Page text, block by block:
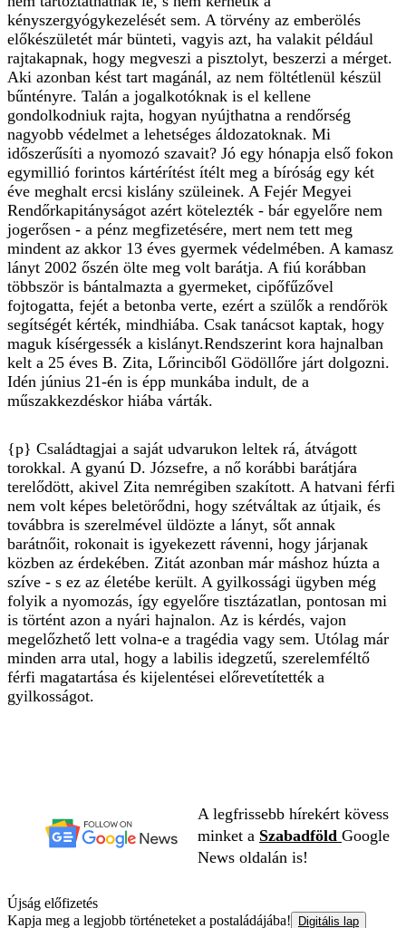
kényszergyógykezelését sem. A törvény az emberölés
előkészületét már bünteti, vagyis azt, ha valakit például
rajtakapnak, hogy megveszi a pisztolyt, beszerzi a mérget.
Aki azonban kést tart magánál, az nem föltétlenül készül
bűntényre. Talán a jogalkotóknak is el kellene
gondolkodniuk rajta, hogyan nyújthatna a rendőrség
nagyobb védelmet a lehetséges áldozatoknak. Mi
időszerűsíti a nyomozó szavait? Jó egy hónapja első fokon
egymillió forintos kártérítést ítélt meg a bíróság egy két
éve meghalt ercsi kislány szüleinek. A Fejér Megyei
Rendőrkapitányságot azért kötelezték - bár egyelőre nem
jogerősen - a pénz megfizetésére, mert nem tett meg
mindent az akkor 13 éves gyermek védelmében. A kamasz
lányt 2002 őszén ölte meg volt barátja. A fiú korábban
többször is bántalmazta a gyermeket, cipőfűzővel
fojtogatta, fejét a betonba verte, ezért a szülők a rendőrök
segítségét kérték, mindhiába. Csak tanácsot kaptak, hogy
maguk kísérgessék a kislányt.Rendszerint kora hajnalban
kelt a 25 éves B. Zita, Lőrinciből Gödöllőre járt dolgozni.
Idén június 21-én is épp munkába indult, de a
műszakkezdéskor hiába várták.
{p} Családtagjai a saját udvarukon leltek rá, átvágott
torokkal. A gyanú D. Józsefre, a nő korábbi barátjára
terelődött, akivel Zita nemrégiben szakított. A hatvani férfi
nem volt képes beletörődni, hogy szétváltak az útjaik, és
továbbra is szerelmével üldözte a lányt, sőt annak
barátnőit, rokonait is igyekezett rávenni, hogy járjanak
közben az érdekében. Zitát azonban már máshoz húzta a
szíve - s ez az életébe került. A gyilkossági ügyben még
folyik a nyomozás, így egyelőre tisztázatlan, pontosan mi
is történt azon a nyári hajnalon. Az is kérdés, vajon
megelőzhető lett volna-e a tragédia vagy sem. Utólag már
minden arra utal, hogy a labilis idegzetű, szerelemféltő
férfi magatartása és kijelentései előrevetítették a
gyilkosságot.
A legfrissebb hírekért kövess
minket a Szabadföld Google
News oldalán is!
Újság előfizetés
Kapja meg a legjobb történeteket a postaládájába!
Digitális lap